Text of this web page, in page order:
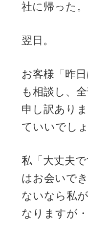
社に帰った。
翌日。
お客様「昨
も相談し、
申し訳あり
ていいでしょ
私「大丈夫
はお会いで
ないなら私
なりますが・